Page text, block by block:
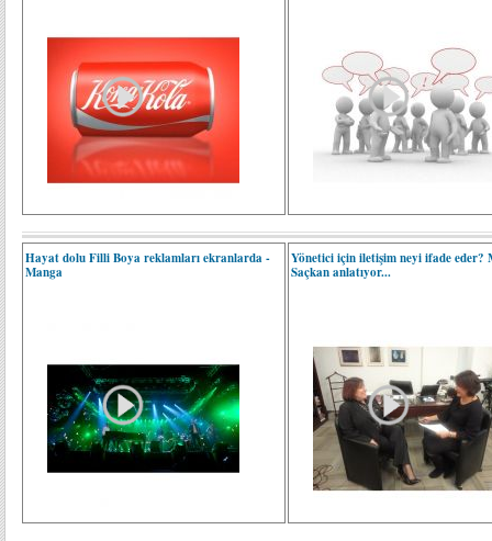
Hayat dolu Filli Boya reklamları ekranlarda -
Manga
Yönetici için iletişim neyi ifade eder?
Saçkan anlatıyor...